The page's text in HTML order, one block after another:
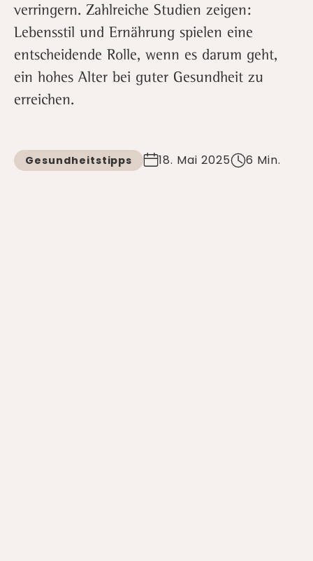
verringern. Zahlreiche Studien zeigen:
Lebensstil und Ernährung spielen eine
entscheidende Rolle, wenn es darum geht,
ein hohes Alter bei guter Gesundheit zu
erreichen.
Gesundheitstipps 18. Mai 2025 6 Min.